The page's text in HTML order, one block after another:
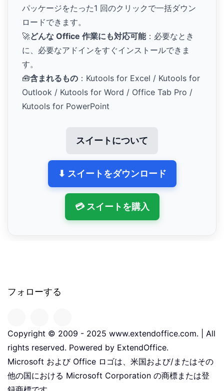
パッケージをたった1 回のクリックで一括ダウン
ロードできます。
🚀どんな Office 作業にも対応可能：必要なとき
に、必要なアドインをすぐインストールできま
す。
🧰含まれるもの ：Kutools for Excel / Kutools for
Outlook / Kutools for Word / Office Tab Pro /
Kutools for PowerPoint
スイートについて
⬇ スイートをダウンロード
💳 スイートを購入
フォローする
Copyright © 2009 - 2025 www.extendoffice.com. | All
rights reserved. Powered by ExtendOffice.
Microsoft および Office ロゴは、米国および/またはその
他の国における Microsoft Corporation の商標または登